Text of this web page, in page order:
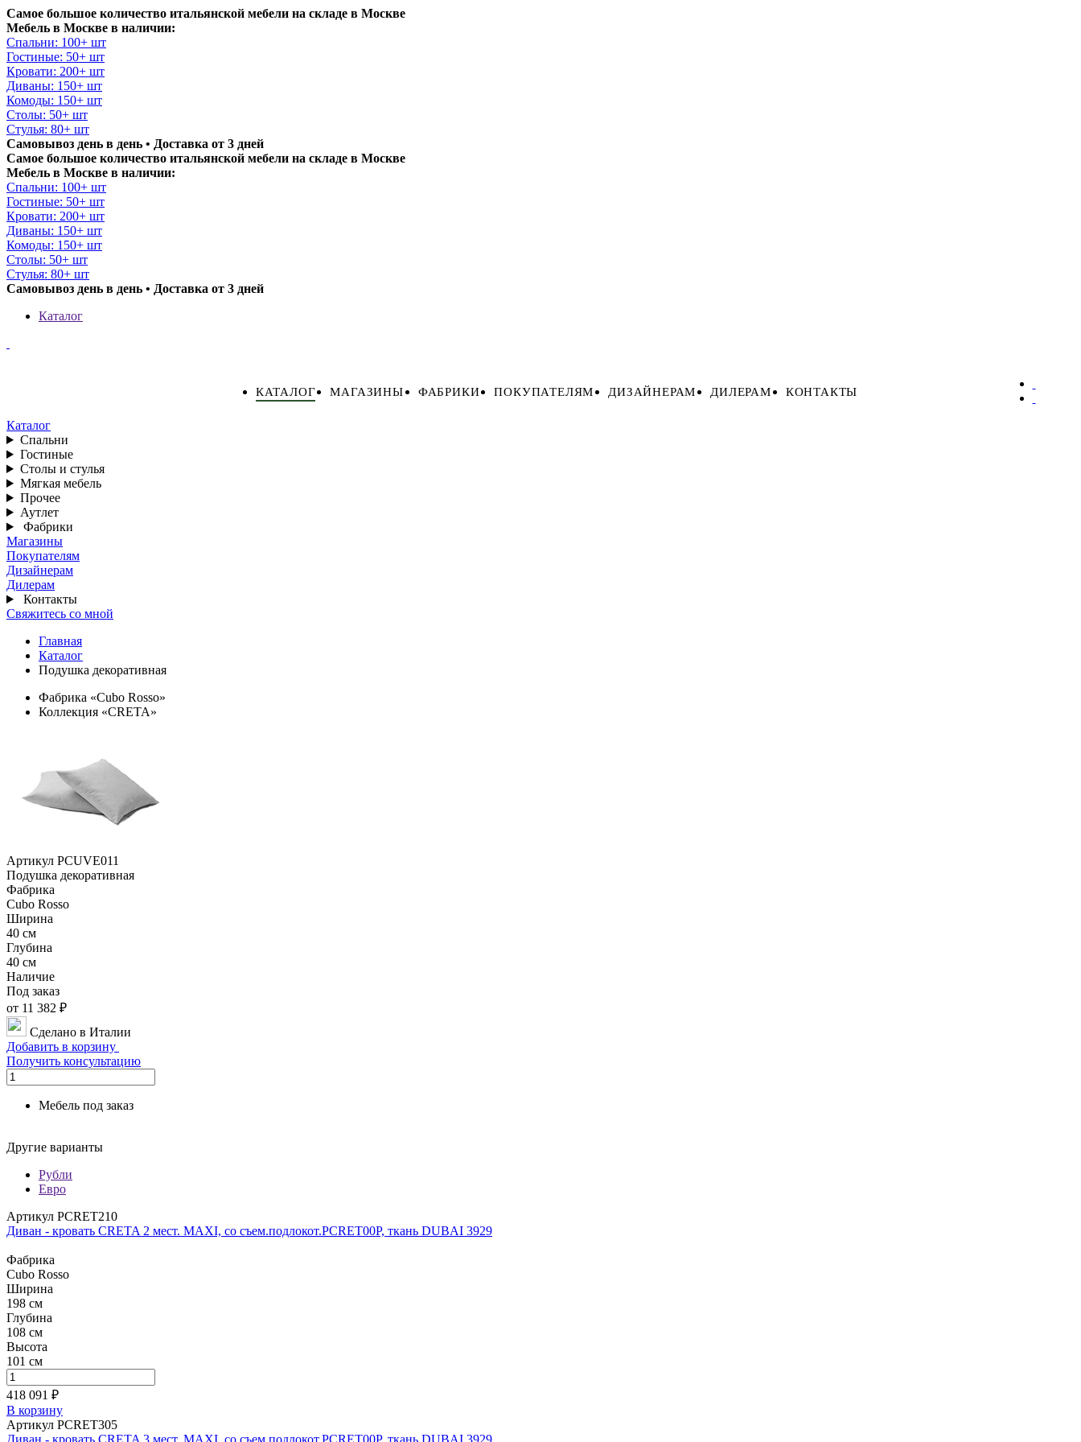
Самое большое количество итальянской мебели на складе в Москве
Мебель в Москве в наличии:
Спальни: 100+ шт
Гостиные: 50+ шт
Кровати: 200+ шт
Диваны: 150+ шт
Комоды: 150+ шт
Столы: 50+ шт
Стулья: 80+ шт
Самовывоз день в день • Доставка от 3 дней
Самое большое количество итальянской мебели на складе в Москве
Мебель в Москве в наличии:
Спальни: 100+ шт
Гостиные: 50+ шт
Кровати: 200+ шт
Диваны: 150+ шт
Комоды: 150+ шт
Столы: 50+ шт
Стулья: 80+ шт
Самовывоз день в день • Доставка от 3 дней
Каталог
КАТАЛОГ МАГАЗИНЫ ФАБРИКИ ПОКУПАТЕЛЯМ ДИЗАЙНЕРАМ ДИЛЕРАМ КОНТАКТЫ
Каталог
Спальни
Гостиные
Столы и стулья
Мягкая мебель
Прочее
Аутлет
Фабрики
Магазины
Покупателям
Дизайнерам
Дилерам
Контакты
Свяжитесь со мной
Главная
Каталог
Подушка декоративная
Фабрика «Cubo Rosso»
Коллекция «CRETA»
Артикул PCUVE011
Подушка декоративная
Фабрика
Cubo Rosso
Ширина
40 см
Глубина
40 см
Наличие
Под заказ
от 11 382 ₽
Сделано в Италии
Добавить в корзину
Получить консультацию
Мебель под заказ
Другие варианты
Рубли
Евро
Артикул PCRET210
Диван - кровать CRETA 2 мест. MAXI, со съем.подлокот.PCRET00P, ткань DUBAI 3929
Фабрика
Cubo Rosso
Ширина
198 см
Глубина
108 см
Высота
101 см
418 091 ₽
В корзину
Артикул PCRET305
Диван - кровать CRETA 3 мест. MAXI, со съем.подлокот.PCRET00P, ткань DUBAI 3929